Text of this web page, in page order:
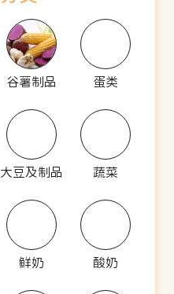
谷薯制品 蛋类
大豆及制品 蔬菜
鲜奶 酸奶